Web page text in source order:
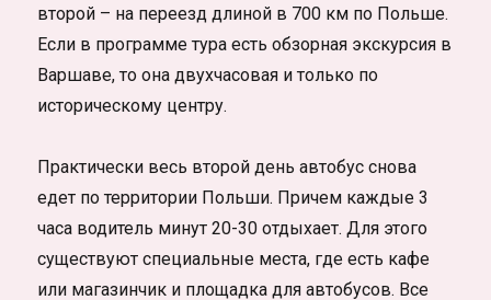
второй – на переезд длиной в 700 км по Польше.
Если в программе тура есть обзорная экскурсия в
Варшаве, то она двухчасовая и только по
историческому центру.
Практически весь второй день автобус снова
едет по территории Польши. Причем каждые 3
часа водитель минут 20-30 отдыхает. Для этого
существуют специальные места, где есть кафе
или магазинчик и площадка для автобусов. Все